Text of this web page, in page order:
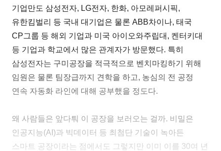
기업만도 삼성전자, LG전자, 한화, 아모레퍼시픽,
유한킴벌리 등 국내 대기업은 물론 ABB차이나, 태국
CP그룹 등 해외 기업과 미국 아이오와주립대, 켄터키대
등 기업과 학교에서 많은 관계자가 방문했다. 특히
삼성전자는 구미공장을 적극적으로 벤치마킹하기 위해
임원은 물론 팀장급까지 견학을 하고, 농심의 전 공정
연속 자동화 라인에 대해 공부했을 정도다.
왜 사람들은 앞다퉈 이 공장을 보러오는 걸까. 비밀은
인공지능(AI)과 빅데이터 등 최첨단 기술이 녹아든
스마트 공장이라는 점에서도 그렇지만 이미 이를 30여 년